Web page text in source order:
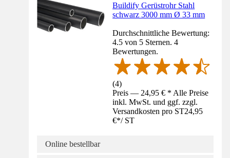
Buildify Gerüstrohr Stahl
schwarz 3000 mm Ø 33 mm
Durchschnittliche Bewertung:
4.5 von 5 Sternen. 4
Bewertungen.
(4)
Preis — 24,95 € * Alle Preise
inkl. MwSt. und ggf. zzgl.
Versandkosten pro ST24,95
€*/ ST
Online bestellbar